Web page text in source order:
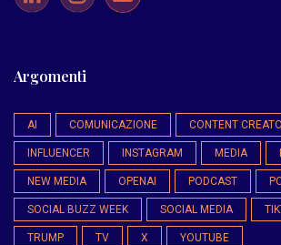
Argomenti
AI COMUNICAZIONE CONTENT
INFLUENCER INSTAGRAM MEDIA
NEW MEDIA OPENAI PODCAST
SOCIAL BUZZ WEEK SOCIAL MEDIA
TRUMP TV X YOUTUBE